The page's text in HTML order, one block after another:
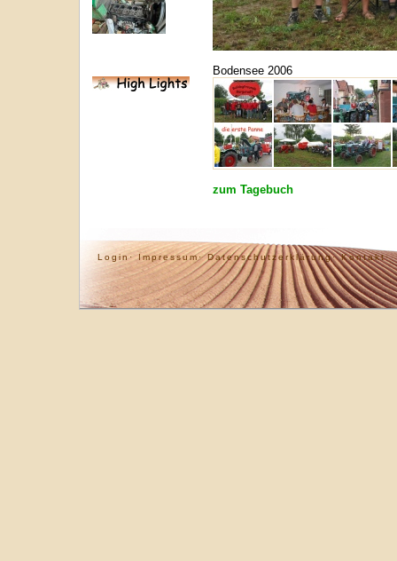
Bodensee 2006
zum Tagebuch
Login· Impressum· Datenschutzerklärung· Kontakt·